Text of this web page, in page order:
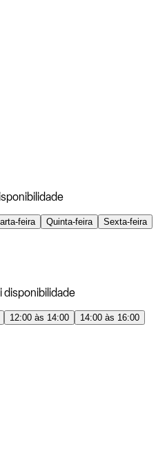
feira Quinta-feira
Sexta-feira
disponibilidade
12:00 às 14:00
14:00 às 16:00